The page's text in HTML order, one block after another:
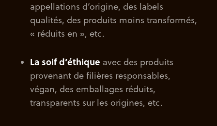
appellations d’origine, des labels
qualités, des produits moins transformés,
« réduits en », etc.
La soif d’éthique avec des produits
provenant de filières responsables,
végan, des emballages réduits,
transparents sur les origines, etc.